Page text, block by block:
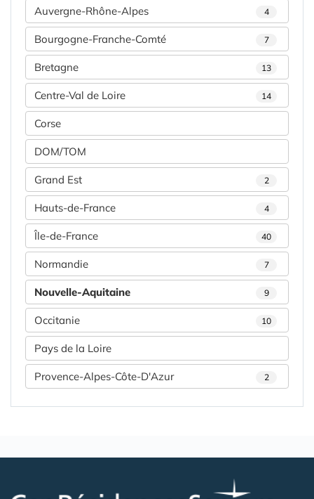
Auvergne-Rhône-Alpes 4
Bourgogne-Franche-Comté 7
Bretagne 13
Centre-Val de Loire 14
Corse
DOM/TOM
Grand Est 2
Hauts-de-France 4
Île-de-France 40
Normandie 7
Nouvelle-Aquitaine 9
Occitanie 10
Pays de la Loire
Provence-Alpes-Côte-D'Azur 2